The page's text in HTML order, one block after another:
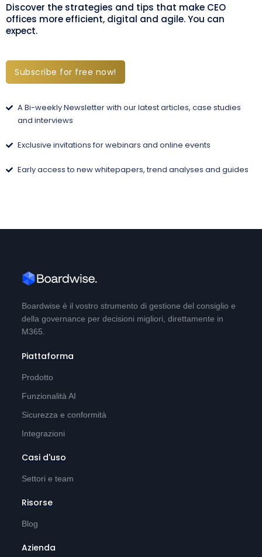
Discover the strategies and tips that make CEO
offices more efficient, digital and agile. You can
expect.
Subscribe for free now!
A Bi-weekly Newsletter with our latest articles, case studies
and interviews
Exclusive invitations for webinars and online events
Early access to new whitepapers, trend analyses and guides
Boardwise è il vostro strumento di gestione del consiglio e
della governance per decisioni migliori, direttamente in
M365.
Piattaforma
Prodotto
Funzionalità AI
Sicurezza e conformità
Integrazioni
Casi d'uso
Settori e team
Risorse
Blog
Azienda